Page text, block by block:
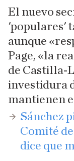
El nuevo
'populares'
aunque
Page, «la
de Castilla-
investidura
mantienen
Sánchez
Comité
dice que